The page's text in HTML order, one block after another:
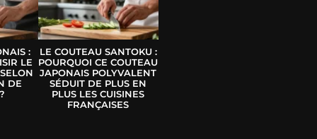
:
LE
DE
LE COUTEAU SANTOKU :
POURQUOI CE COUTEAU
JAPONAIS POLYVALENT
SÉDUIT DE PLUS EN
PLUS LES CUISINES
FRANÇAISES